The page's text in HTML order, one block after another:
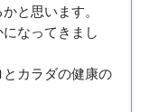
と思います。
なってきまし
カラダの健康の